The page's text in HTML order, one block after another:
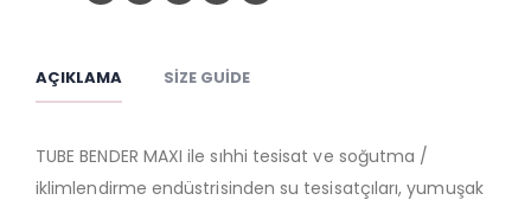
AÇIKLAMA SIZE GUIDE
TUBE BENDER MAXI ile sıhhi tesisat ve soğutma /
iklimlendirme endüstrisinden su tesisatçıları, yumuşak